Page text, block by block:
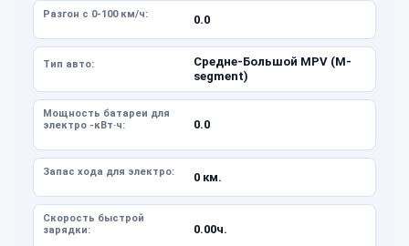
Разгон с 0-100 км/ч: 0.0
Тип авто:
Средне-Большой MPV (M-
segment)
Мощность батареи для
электро -кВт·ч:
0.0
Запас хода для электро: 0 км.
Скорость быстрой
зарядки:
0.00ч.